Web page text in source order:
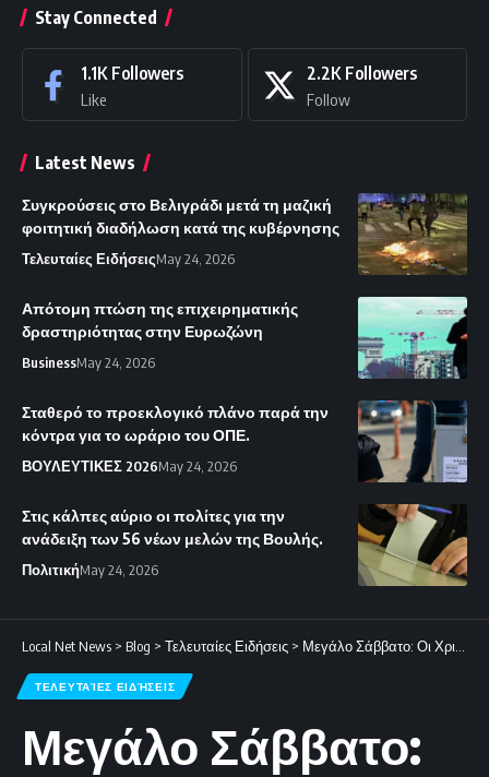
Stay Connected
1.1K Followers
Like
2.2K Followers
Follow
Latest News
Συγκρούσεις στο Βελιγράδι μετά τη μαζική
φοιτητική διαδήλωση κατά της κυβέρνησης
Τελευταίες ΕιδήσειςMay 24, 2026
Απότομη πτώση της επιχειρηματικής
δραστηριότητας στην Ευρωζώνη
BusinessMay 24, 2026
Σταθερό το προεκλογικό πλάνο παρά την
κόντρα για το ωράριο του ΟΠΕ.
ΒΟΥΛΕΥΤΙΚΕΣ 2026May 24, 2026
Στις κάλπες αύριο οι πολίτες για την
ανάδειξη των 56 νέων μελών της Βουλής.
ΠολιτικήMay 24, 2026
Local Net News > Blog > Τελευταίες Ειδήσεις > Μεγάλο Σάββατο: Οι Χριστιανοί εορτάζουν τη νίκη της ζωής επί του θανάτου με το ηχηρό «Ανάστα ο Θεός».
ΤΕΛΕΥΤΑΊΕΣ ΕΙΔΉΣΕΙΣ
Μεγάλο Σάββατο: